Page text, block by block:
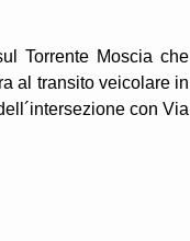
Torrente Moscia che
al transito veicolare in
con Via